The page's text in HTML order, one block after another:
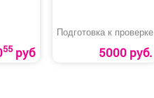
55руб
Подготовка к проверке
5000 руб.